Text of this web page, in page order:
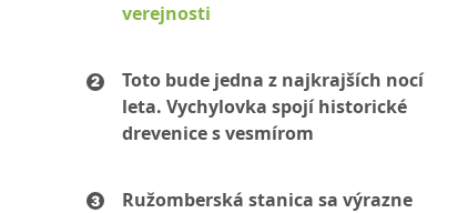
verejnosti
Toto bude jedna z najkrajších nocí
leta. Vychylovka spojí historické
drevenice s vesmírom
Ružomberská stanica sa výrazne